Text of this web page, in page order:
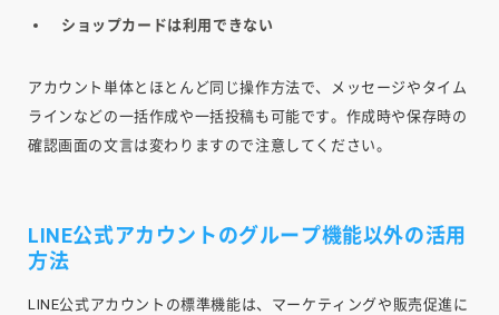
ショップカードは利用できない
アカウント単体とほとんど同じ操作方法で、メッセージやタイム
ラインなどの一括作成や一括投稿も可能です。作成時や保存時の
確認画面の文言は変わりますので注意してください。
LINE公式アカウントのグループ機能以外の活用
方法
LINE公式アカウントの標準機能は、マーケティングや販売促進に